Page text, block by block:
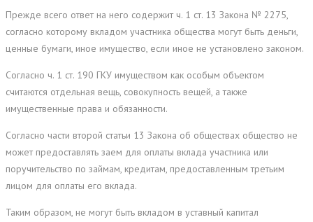
Прежде всего ответ на него содержит ч. 1 ст. 13 Закона № 2275,
согласно которому вкладом участника общества могут быть деньги,
ценные бумаги, иное имущество, если иное не установлено законом.
Согласно ч. 1 ст. 190 ГКУ имуществом как особым объектом
считаются отдельная вещь, совокупность вещей, а также
имущественные права и обязанности.
Согласно части второй статьи 13 Закона об обществах общество не
может предоставлять заем для оплаты вклада участника или
поручительство по займам, кредитам, предоставленным третьим
лицом для оплаты его вклада.
Таким образом, не могут быть вкладом в уставный капитал